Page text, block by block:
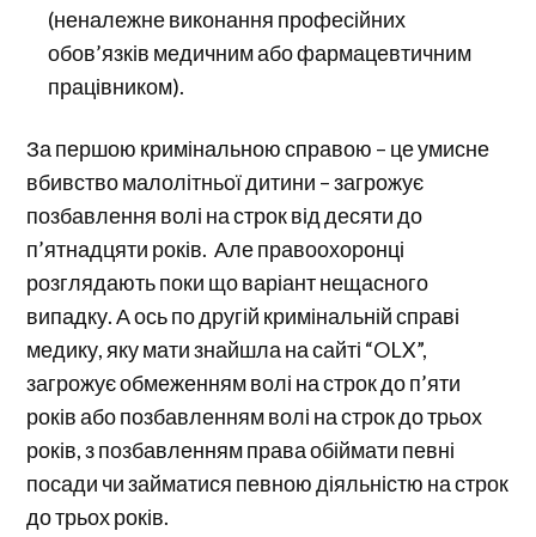
(неналежне виконання професійних
обов’язків медичним або фармацевтичним
працівником).
За першою кримінальною справою – це умисне
вбивство малолітньої дитини – загрожує
позбавлення волі на строк від десяти до
п’ятнадцяти років. Але правоохоронці
розглядають поки що варіант нещасного
випадку. А ось по другій кримінальній справі
медику, яку мати знайшла на сайті “OLX”,
загрожує обмеженням волі на строк до п’яти
років або позбавленням волі на строк до трьох
років, з позбавленням права обіймати певні
посади чи займатися певною діяльністю на строк
до трьох років.